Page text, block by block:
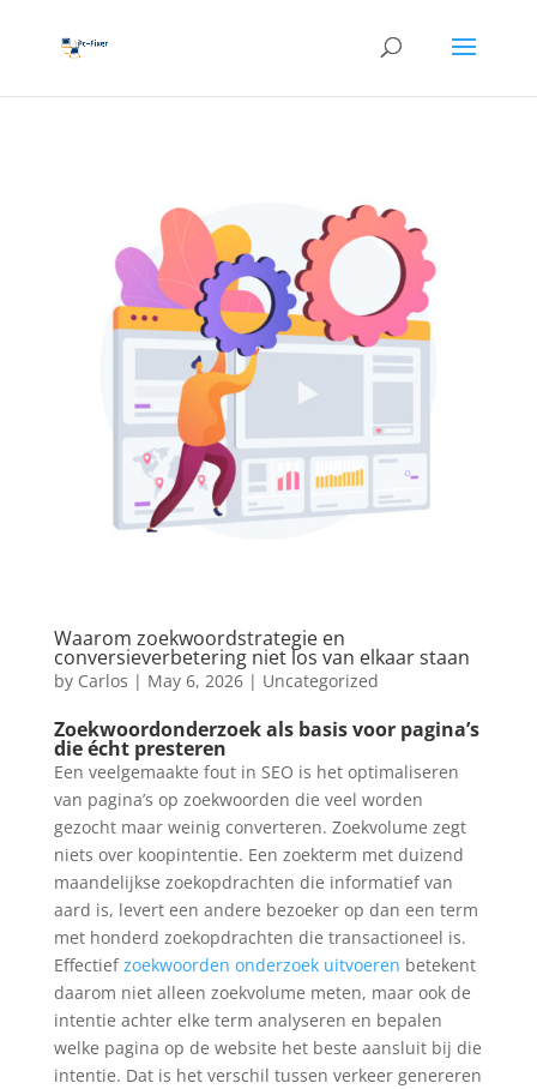
Waarom zoekwoordstrategie en
conversieverbetering niet los van elkaar staan
by Carlos | May 6, 2026| Uncategorized
Zoekwoordonderzoek als basis voor pagina’s
die écht presteren
Een veelgemaakte fout in SEO is het optimaliseren
van pagina’s op zoekwoorden die veel worden
gezocht maar weinig converteren. Zoekvolume zegt
niets over koopintentie. Een zoekterm met duizend
maandelijkse zoekopdrachten die informatief van
aard is, levert een andere bezoeker op dan een term
met honderd zoekopdrachten die transactioneel is.
Effectief zoekwoorden onderzoek uitvoeren betekent
daarom niet alleen zoekvolume meten, maar ook de
intentie achter elke term analyseren en bepalen
welke pagina op de website het beste aansluit bij die
intentie. Dat is het verschil tussen verkeer genereren